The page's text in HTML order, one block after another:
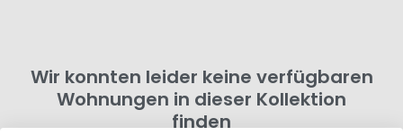
Wir konnten leider keine verfügbaren
Wohnungen in dieser Kollektion
finden